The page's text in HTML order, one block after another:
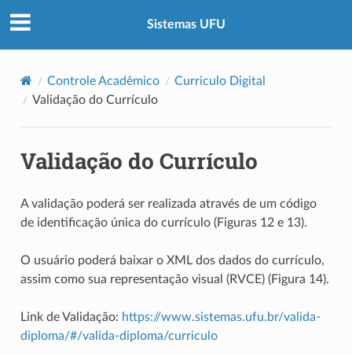
Sistemas UFU
Controle Acadêmico
Curriculo Digital
Validação do Currículo
Validação do Currículo
A validação poderá ser realizada através de um código
de identificação única do currículo (Figuras 12 e 13).
O usuário poderá baixar o XML dos dados do currículo,
assim como sua representação visual (RVCE) (Figura 14).
Link de Validação: https://www.sistemas.ufu.br/valida-
diploma/#/valida-diploma/curriculo